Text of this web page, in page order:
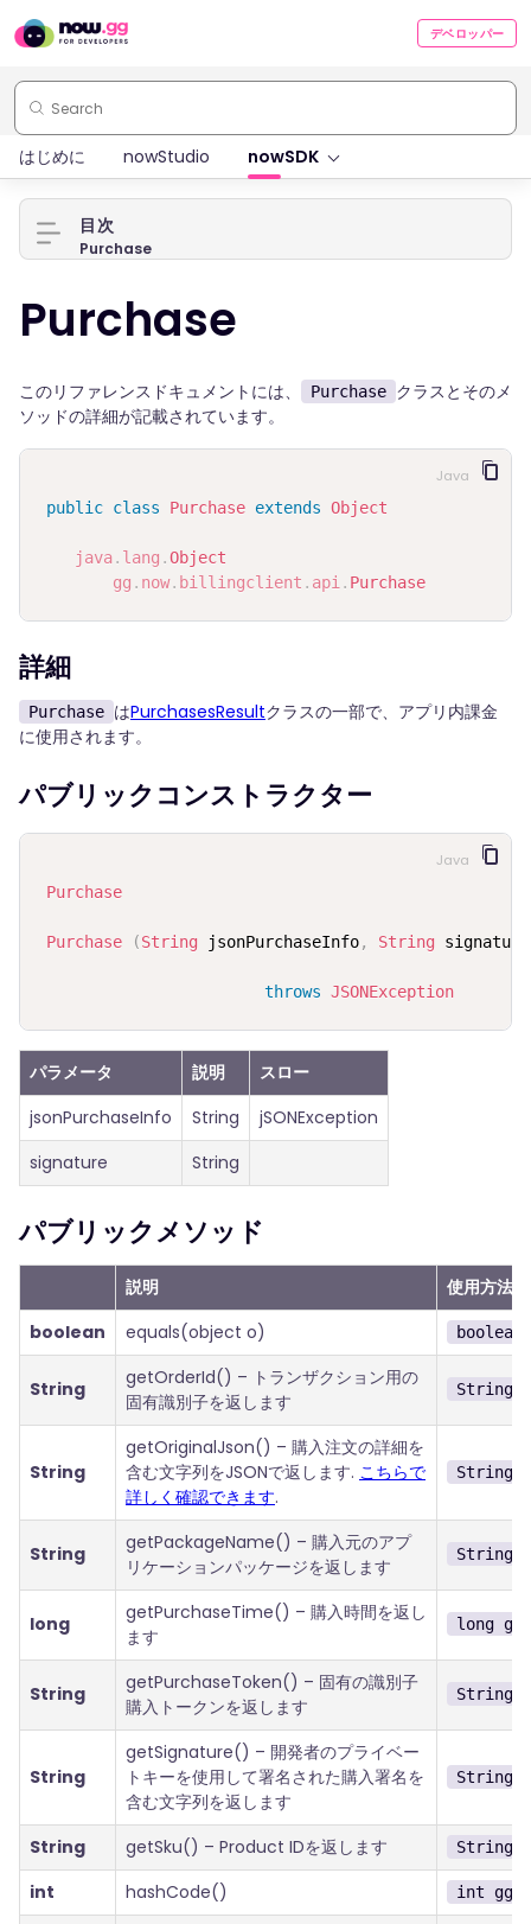
デベロッパー
はじめに nowStudio nowSDK
Purchase
このリファレンスドキュメントには、 Purchase クラスとそのメ
ソッドの詳細が記載されています。
public class Purchase extends Object
java. lang .Object
gg . now. billingclient . api . Purchase
Java
詳細
Purchase はPurchasesResultクラスの一部で、アプリ内課金
に使用されます。
パブリックコンストラクター
Purchase
Purchase (String jsonPurchaseInfo, String signature
throws JSONException
Java
パラメータ 説明
スロー
jsonPurchaseInfo
String
jSONException
signature
String
パブリックメソッド
説明
使用方法
boolean
equals(object o)
String
getOrderId() – トランザクション用の
固有識別子を返します
String
String
getOriginalJson() – 購入注文の詳細を
含む文字列をJSONで返します. こちらで
詳しく確認できます.
String
String
getPackageName() – 購入元のアプ
リケーションパッケージを返します
String
long
getPurchaseTime() – 購入時間を返し
ます
long
String
getPurchaseToken() – 固有の識別子
購入トークンを返します
String
String
getSignature() – 開発者のプライベー
トキーを使用して署名された購入署名を
含む文字列を返します
String
String getSku() – Product IDを返します String
int hashCode() int
目次
Purchase